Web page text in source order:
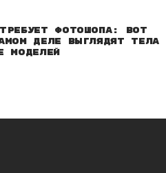
фотошопа: Вот
деле выглядят тела
моделей